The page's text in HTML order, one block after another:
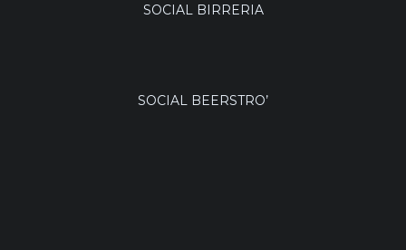
SOCIAL BIRRERIA
SOCIAL BEERSTRO’